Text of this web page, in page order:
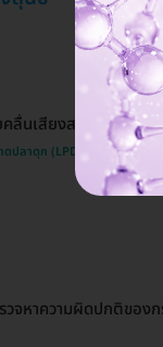
ลื่นเสียงสะท้อนความถี่
ปลาดุก (LPD Pet Hospital)
จหาความผิดปกติของก